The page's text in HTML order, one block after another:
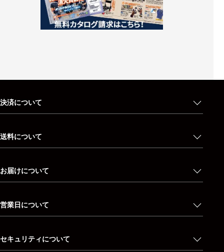
決済について
送料について
お届けについて
営業日について
セキュリティについて